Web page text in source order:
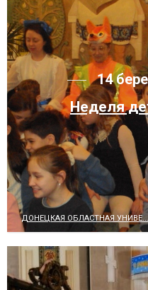
14
Неделя
ДОНЕЦКАЯ ОБЛАСТНАЯ УНИВЕ...